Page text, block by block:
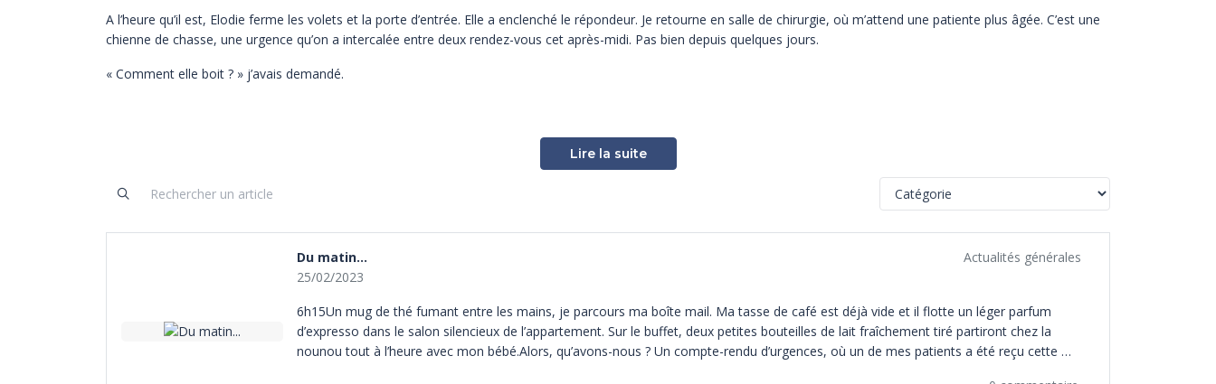
A l’heure qu’il est, Elodie ferme les volets et la porte d’entrée. Elle a enclenché le répondeur. Je retourne en salle de chirurgie, où m’attend une patiente plus âgée. C’est une
chienne de chasse, une urgence qu’on a intercalée entre deux rendez-vous cet après-midi. Pas bien depuis quelques jours.
« Comment elle boit ? » j’avais demandé.
Je crois qu’on savait déjà, quand il a pris rendez-vous au téléphone, qu’il faudrait opérer sa chienne en urgence. Il avait fallu un coup d’échographie pour confirmer le
diagnostic, expliquer les tenants et les aboutissants au monsieur, et prévoir l’opération. Comme il n’y avait vraiment, mais alors vraiment plus de place demain matin, j’avais
chienne, croisant les doigts pour qu’elle s’endorme.
Ma perle d’assistante m’a tout préparé : les instruments, les fils de suture, les compresses, la lame. La cage d’hospitalisation est prête, grande ouverte avec un gros plaid
L’enfant s’est endormie dans son landau.
A moi de jouer.
Lire la suite
Du matin...
25/02/2023
Actualités générales
6h15Un mug de thé fumant entre les mains, je parcours ma boîte mail. Ma tasse de café est déjà vide et il flotte un léger parfum
d’expresso dans le salon silencieux de l’appartement. Sur le buffet, deux petites bouteilles de lait fraîchement tiré partiront chez la
nounou tout à l’heure avec mon bébé.Alors, qu’avons-nous ? Un compte-rendu d’urgences, où un de mes patients a été reçu cette